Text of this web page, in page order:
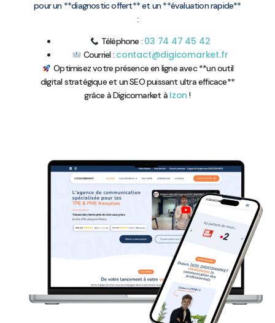
pour un **diagnostic offert** et un **évaluation rapide**
:
Téléphone : 03 74 47 45 42
Courriel : contact@digicomarket.fr
Optimisez votre présence en ligne avec **un outil
digital stratégique et un SEO puissant ultra efficace**
grâce à Digicomarket à Izon !